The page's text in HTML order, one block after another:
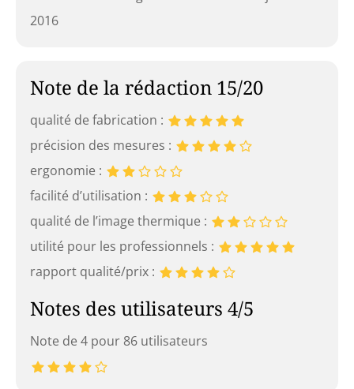
2016
Note de la rédaction 15/20
qualité de fabrication :
précision des mesures :
ergonomie :
facilité d’utilisation :
qualité de l’image thermique :
utilité pour les professionnels :
rapport qualité/prix :
Notes des utilisateurs 4/5
Note de 4 pour 86 utilisateurs